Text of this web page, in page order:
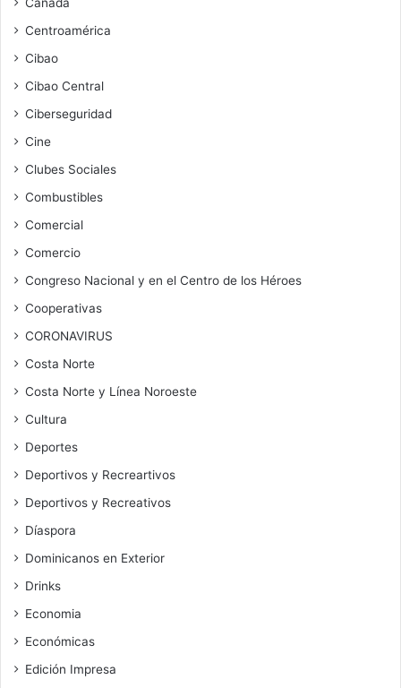
Centroamérica
Cibao
Cibao Central
Ciberseguridad
Cine
Clubes Sociales
Combustibles
Comercial
Comercio
Congreso Nacional y en el Centro de los Héroes
Cooperativas
CORONAVIRUS
Costa Norte
Costa Norte y Línea Noroeste
Cultura
Deportes
Deportivos y Recreartivos
Deportivos y Recreativos
Díaspora
Dominicanos en Exterior
Drinks
Economia
Económicas
Edición Impresa